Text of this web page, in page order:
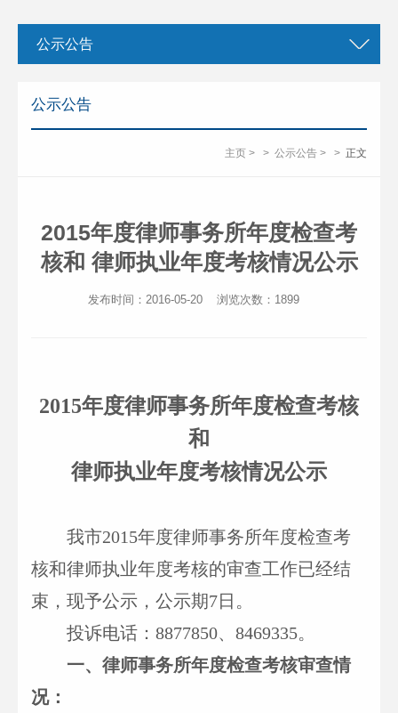
公示公告
公示公告
主页 > > 公示公告 > > 正文
2015年度律师事务所年度检查考
核和 律师执业年度考核情况公示
发布时间：2016-05-20 浏览次数： 1899
2015年度律师事务所年度检查考核
和
律师执业年度考核情况公示
我市2015年度律师事务所年度检查考
核和律师执业年度考核的审查工作已经结
束，现予公示，公示期7日。
投诉电话：8877850、8469335。
一、 律师事务所年度检查考核审查情
况：